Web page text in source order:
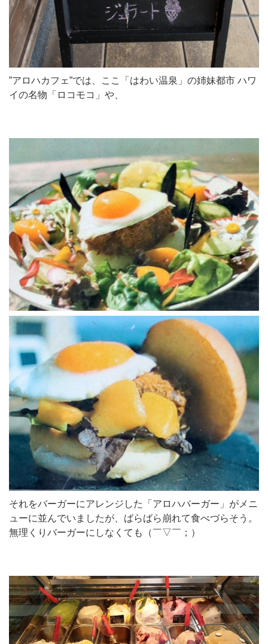
”アロハカフェ”では、ここ「はわい温泉」の姉妹都市 ハワ
イの名物「ロコモコ」や、
それをバーガーにアレンジした「アロハバーガー」がメニ
ューに並んでいましたが、ばらばら崩れて食べづらそう。
無理くりバーガーにしなくても（￣▽￣；）